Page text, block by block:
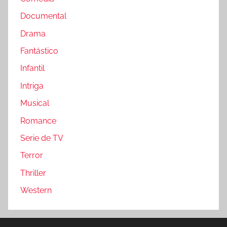
Documental
Drama
Fantástico
Infantil
Intriga
Musical
Romance
Serie de TV
Terror
Thriller
Western